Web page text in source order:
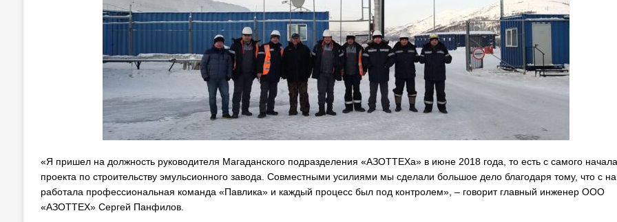
«Я пришел на должность руководителя Магаданского подразделения «АЗОТТЕХа» в июне 2018 года, то есть с самого начала
проекта по строительству эмульсионного завода. Совместными усилиями мы сделали большое дело благодаря тому, что с
работала профессиональная команда «Павлика» и каждый процесс был под контролем», – говорит главный инженер ООО
«АЗОТТЕХ» Сергей Панфилов.